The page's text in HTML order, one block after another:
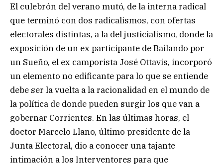
El culebrón del verano mutó, de la interna radical
que terminó con dos radicalismos, con ofertas
electorales distintas, a la del justicialismo, donde la
exposición de un ex participante de Bailando por
un Sueño, el ex camporista José Ottavis, incorporó
un elemento no edificante para lo que se entiende
debe ser la vuelta a la racionalidad en el mundo de
la política de donde pueden surgir los que van a
gobernar Corrientes. En las últimas horas, el
doctor Marcelo Llano, último presidente de la
Junta Electoral, dio a conocer una tajante
intimación a los Interventores para que